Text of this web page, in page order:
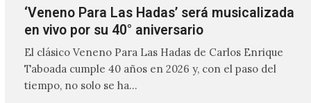
‘Veneno Para Las Hadas’ será musicalizada
en vivo por su 40° aniversario
El clásico Veneno Para Las Hadas de Carlos Enrique
Taboada cumple 40 años en 2026 y, con el paso del
tiempo, no solo se ha…